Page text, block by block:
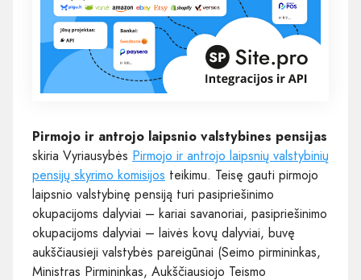
Pirmojo ir antrojo laipsnio valstybines pensijas
skiria Vyriausybės Pirmojo ir antrojo laipsnių valstybinių
pensijų skyrimo komisijos teikimu. Teisę gauti pirmojo
laipsnio valstybinę pensiją turi pasipriešinimo
okupacijoms dalyviai – kariai savanoriai, pasipriešinimo
okupacijoms dalyviai – laivės kovų dalyviai, buvę
aukščiausieji valstybės pareigūnai (Seimo pirmininkas,
Ministras Pirmininkas, Aukščiausiojo Teismo